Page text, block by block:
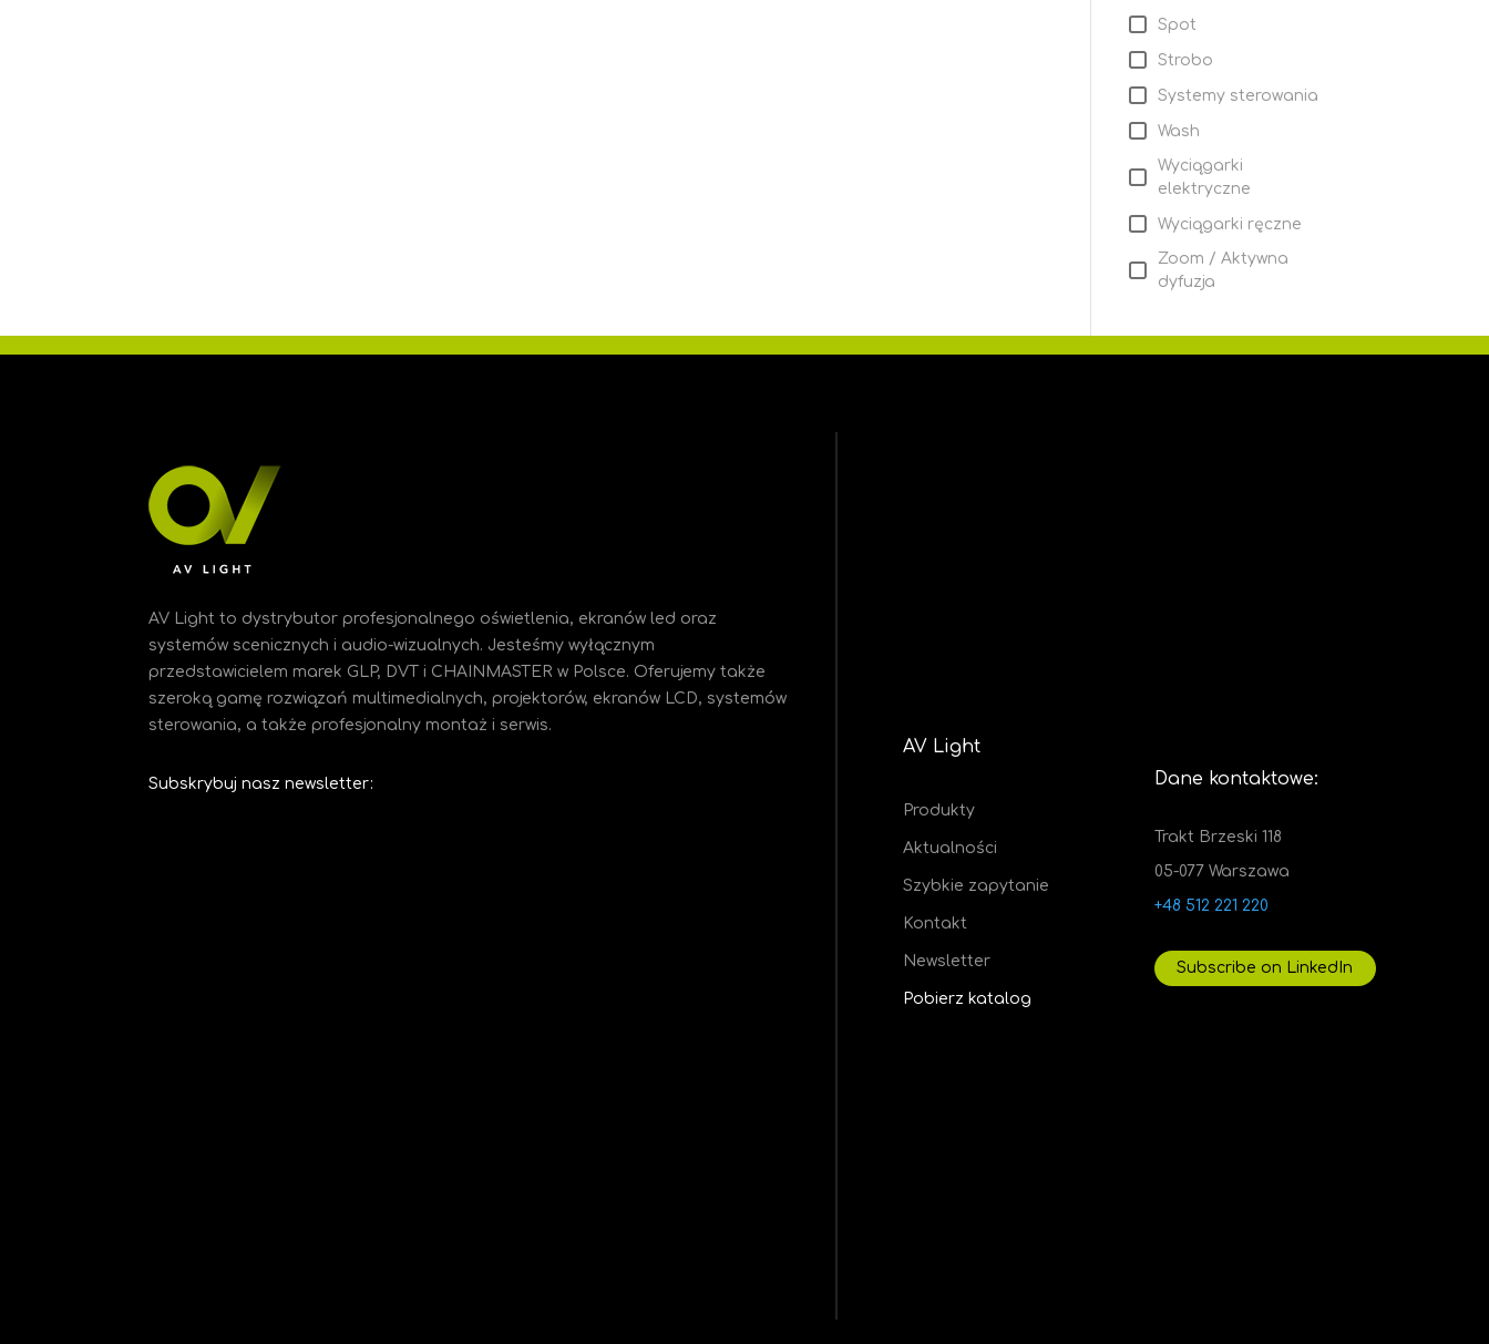
Spot
Strobo
Systemy sterowania
Wash
Wyciągarki
elektryczne
Wyciągarki ręczne
Zoom / Aktywna
dyfuzja
AV Light to dystrybutor profesjonalnego oświetlenia, ekranów led oraz
systemów scenicznych i audio-wizualnych. Jesteśmy wyłącznym
przedstawicielem marek GLP, DVT i CHAINMASTER w Polsce. Oferujemy także
szeroką gamę rozwiązań multimedialnych, projektorów, ekranów LCD, systemów
sterowania, a także profesjonalny montaż i serwis.
Subskrybuj nasz newsletter:
AV Light
Produkty
Aktualności
Szybkie zapytanie
Kontakt
Newsletter
Pobierz katalog
Dane kontaktowe:
Trakt Brzeski 118
05-077 Warszawa
+48 512 221 220
Subscribe on LinkedIn